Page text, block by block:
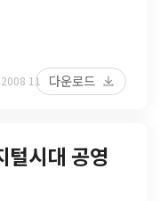
2008 11 다운로드
시대 공영